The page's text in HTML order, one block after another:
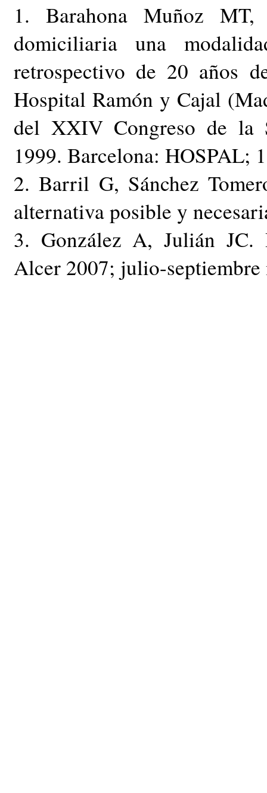
1. Barahona Muñoz MT,
domiciliaria una
retrospectivo de 20 años
Hospital Ramón y Cajal
del XXIV Congreso de la
1999. Barcelona: HOSPAL;
2. Barril G, Sánchez
alternativa posible y
3. González A, Julián JC.
Alcer 2007; julio-septiembre